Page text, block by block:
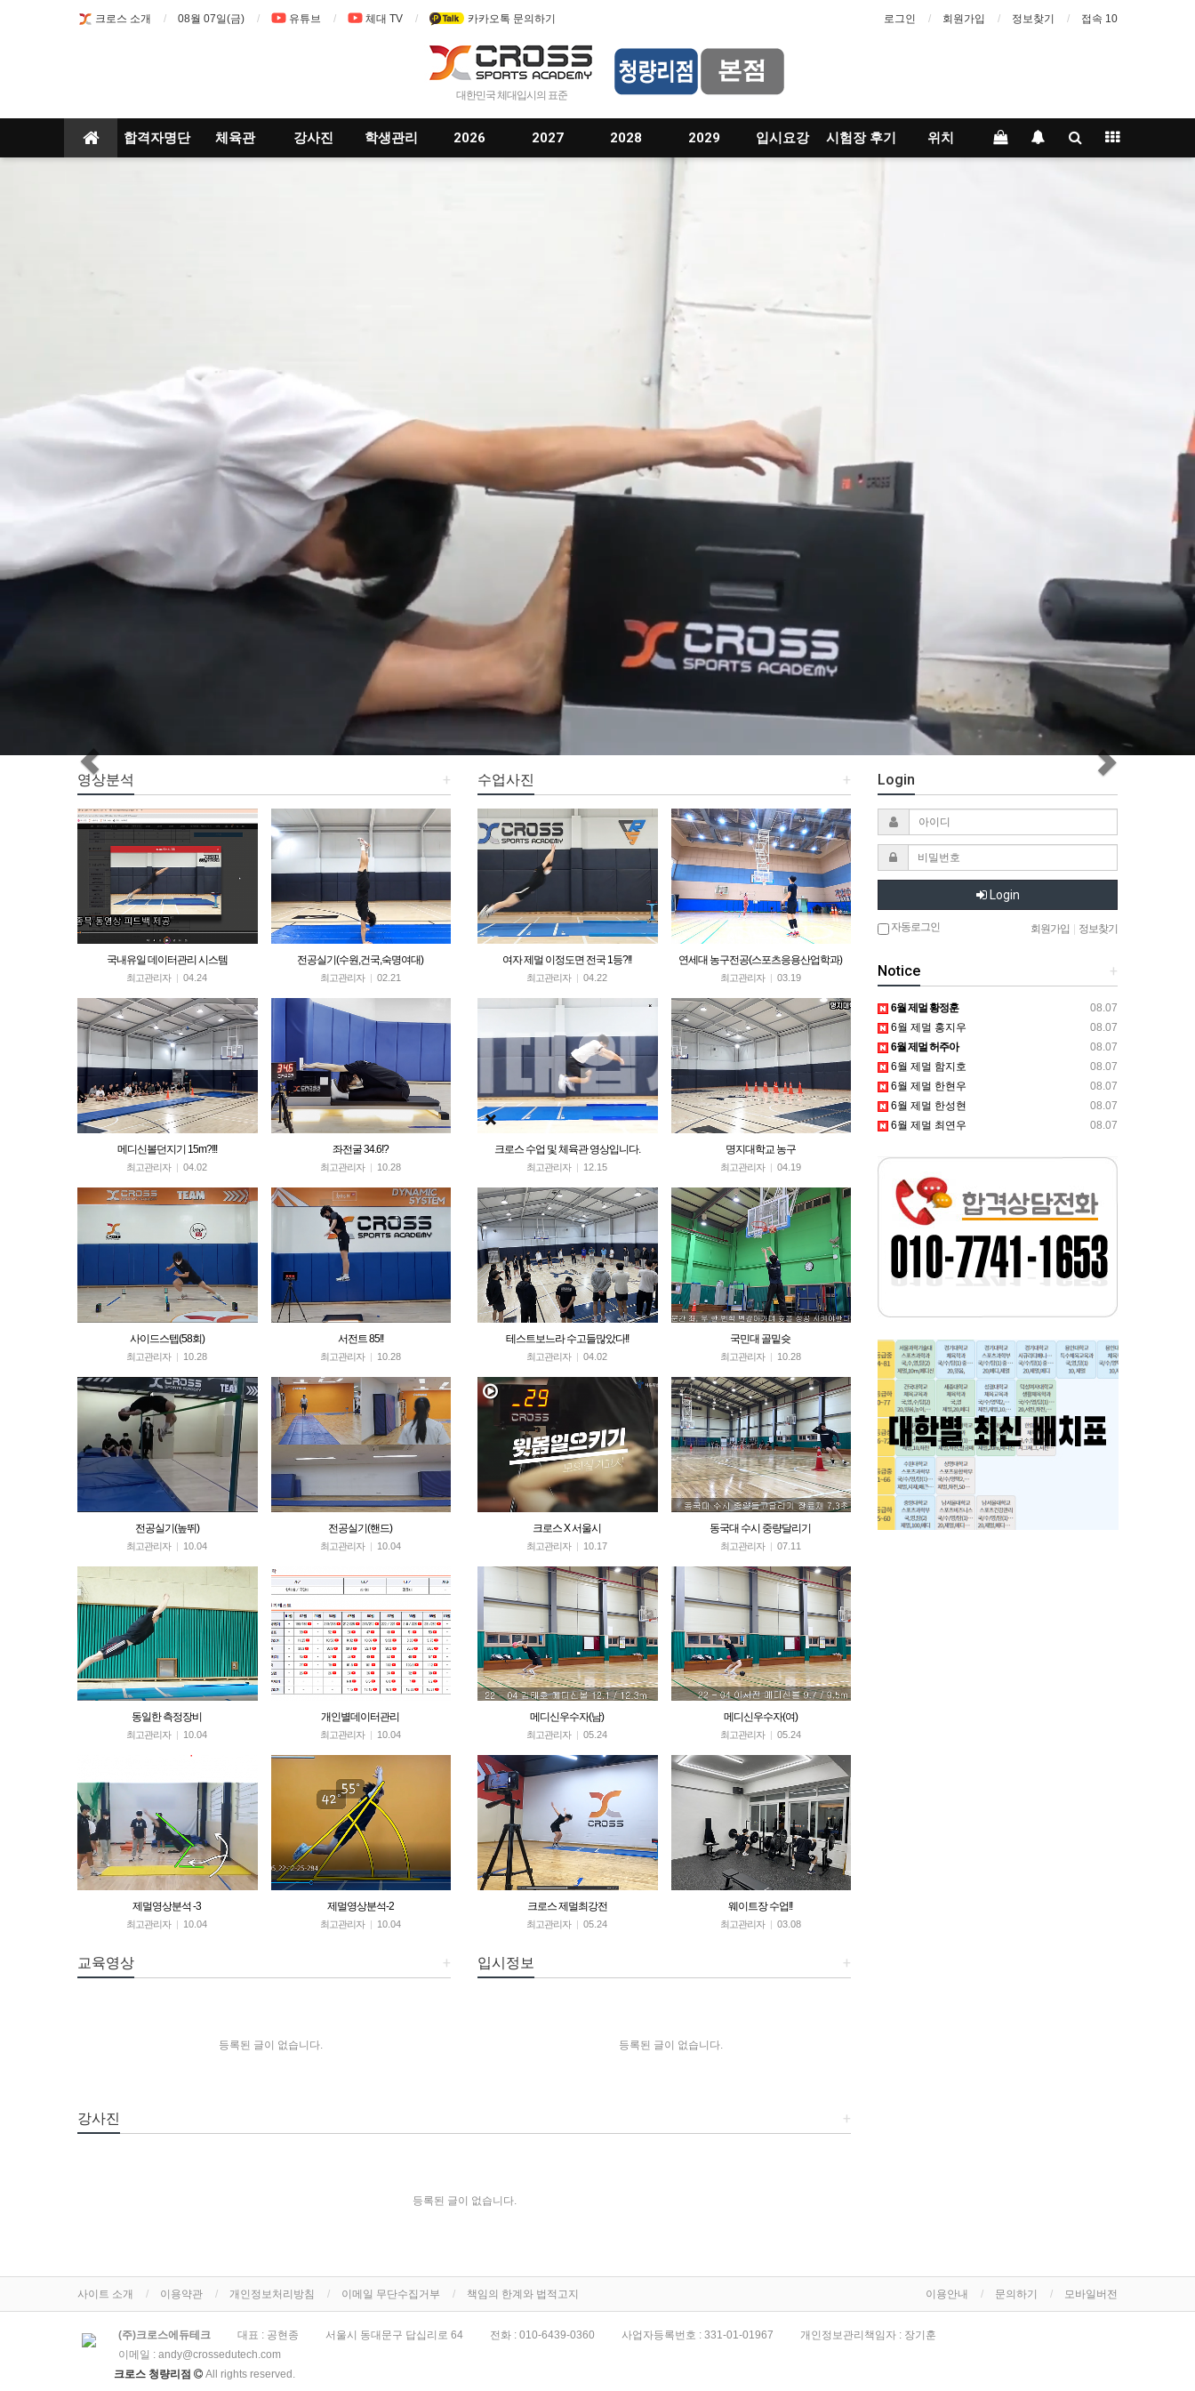
크로스 소개 08월 07일(금) 유튜브 체대 TV 카카오톡 문의하기 로그인 회원가입 정보찾기 접속 10
대한민국 체대입시의 표준
합격자명단 체육관 강사진 학생관리 2026 2027 2028 2029 입시요강 시험장 후기 위치
Previous Next
+
영상분석
국내유일 데이터관리 시스템
최고관리자 | 04.24
전공실기(수원,건국,숙명여대)
최고관리자 | 02.21
메디신볼던지기 15m?!!!
최고관리자 | 04.02
좌전굴 34.6!?
최고관리자 | 10.28
사이드스텝(58회)
최고관리자 | 10.28
서전트 85!!
최고관리자 | 10.28
전공실기(높뛰)
최고관리자 | 10.04
전공실기(핸드)
최고관리자 | 10.04
동일한 측정장비
최고관리자 10.04
개인별데이터관리
최고관리자 10.04
제멀영상분석 -3
최고관리자 10.04
제멀영상분석-2
최고관리자 10.04
+
수업사진
여자 제멀 이정도면 전국 1등?!!
최고관리자 | 04.22
연세대 농구전공(스포츠응용산업학과)
최고관리자 | 03.19
크로스 수업 및 체육관 영상입니다.
최고관리자 | 12.15
명지대학교 농구
최고관리자 | 04.19
테스트보느라 수고들많았다!!
최고관리자 | 04.02
국민대 골밑슛
최고관리자 | 10.28
크로스 X 서울시
최고관리자 | 10.17
동국대 수시 중량달리기
최고관리자 | 07.11
메디신우수자(남)
최고관리자 05.24
메디신우수자(여)
최고관리자 05.24
크로스 제멀최강전
최고관리자 05.24
웨이트장 수업!!
최고관리자 03.08
+
교육영상
등록된 글이 없습니다.
+
입시정보
등록된 글이 없습니다.
+
강사진
등록된 글이 없습니다.
Login
Login
자동로그인 회원가입 정보찾기
+
Notice
08.07
6월 제멀 황정훈
08.07
6월 제멀 홍지우
08.07
6월 제멀 허주아
08.07
6월 제멀 함지호
08.07
6월 제멀 한현우
08.07
6월 제멀 한성현
08.07
6월 제멀 최연우
사이트 소개 이용약관 개인정보처리방침 이메일 무단수집거부 책임의 한계와 법적고지 이용안내 문의하기 모바일버전
(주)크로스에듀테크 대표 : 공현종 서울시 동대문구 답십리로 64 전화 : 010-6439-0360 사업자등록번호 : 331-01-01967
개인정보관리책임자 : 장기훈
이메일 : andy@crossedutech.com
크로스 청량리점
All rights reserved.